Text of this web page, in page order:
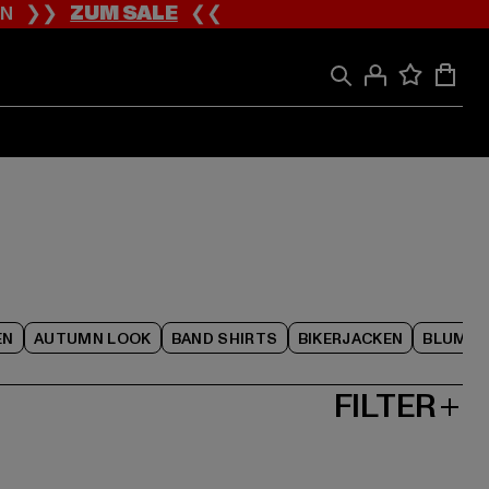
❯❯ZUM SALE❮❮
AUTUMN LOOK BAND SHIRTS BIKERJACKEN
FILTER